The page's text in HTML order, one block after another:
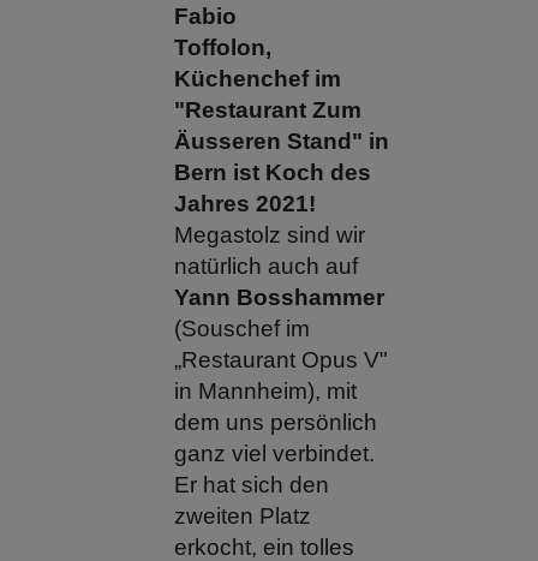
Fabio
Toffolon,
Küchenchef im
"Restaurant Zum
Äusseren Stand" in
Bern ist Koch des
Jahres 2021!
Megastolz sind wir
natürlich auch auf
Yann Bosshammer
(Souschef im
„Restaurant Opus V"
in Mannheim), mit
dem uns persönlich
ganz viel verbindet.
Er hat sich den
zweiten Platz
erkocht, ein tolles